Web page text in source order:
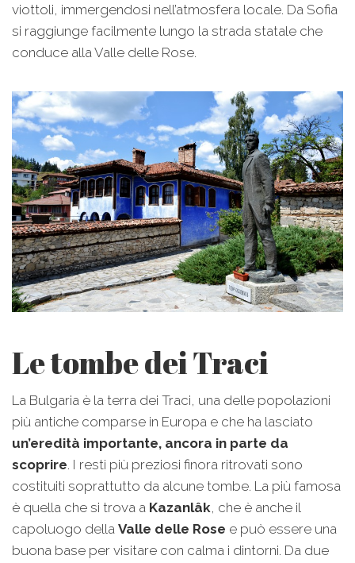
viottoli, immergendosi nell’atmosfera locale. Da Sofia
si raggiunge facilmente lungo la strada statale che
conduce alla Valle delle Rose.
Le tombe dei Traci
La Bulgaria è la terra dei Traci, una delle popolazioni
più antiche comparse in Europa e che ha lasciato
un’eredità importante, ancora in parte da
scoprire. I resti più preziosi finora ritrovati sono
costituiti soprattutto da alcune tombe. La più famosa
è quella che si trova a Kazanlâk, che è anche il
capoluogo della Valle delle Rose e può essere una
buona base per visitare con calma i dintorni. Da due